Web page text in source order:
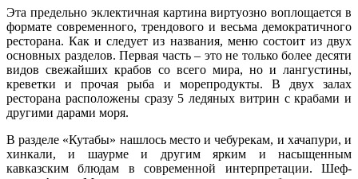
Эта предельно эклектичная картина виртуозно воплощается в
формате современного, трендового и весьма демократичного
ресторана. Как и следует из названия, меню состоит из двух
основных разделов. Первая часть – это не только более десяти
видов свежайших крабов со всего мира, но и лангустины,
креветки и прочая рыба и морепродукты. В двух залах
ресторана расположены сразу 5 ледяных витрин с крабами и
другими дарами моря.
В разделе «Кутабы» нашлось место и чебурекам, и хачапури, и
хинкали, и шаурме и другим ярким и насыщенным
кавказским блюдам в современной интерпретации. Шеф-